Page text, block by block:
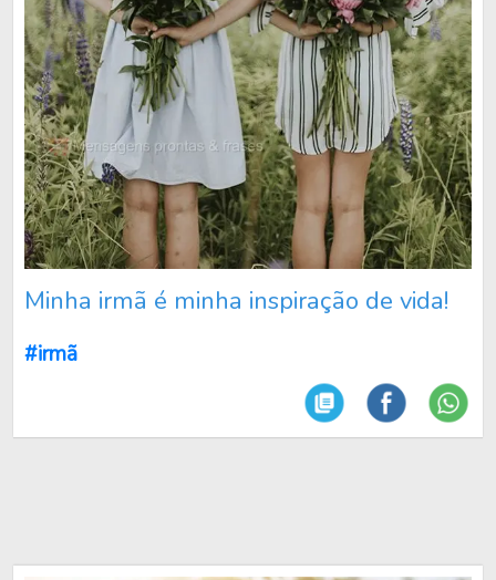
Minha irmã é minha inspiração de vida!
#irmã